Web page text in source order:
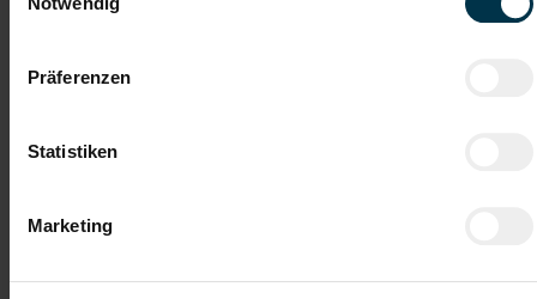
Präferenzen
Statistiken
Marketing
bei Abweichungen
Durchführung und Dokumentation von Messaufgaben bei
Planung und Abstimmung von Maßnahmen zur